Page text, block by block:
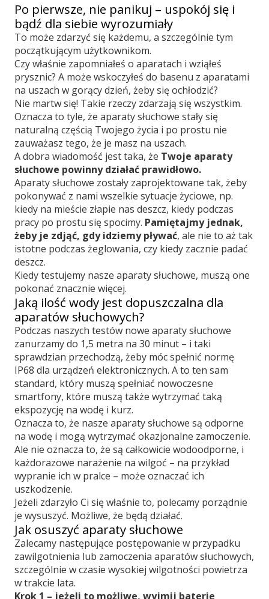
Po pierwsze, nie panikuj – uspokój się i
bądź dla siebie wyrozumiały
To może zdarzyć się każdemu, a szczególnie tym
początkującym użytkownikom.
Czy właśnie zapomniałeś o aparatach i wziąłeś
prysznic? A może wskoczyłeś do basenu z aparatami
na uszach w gorący dzień, żeby się ochłodzić?
Nie martw się! Takie rzeczy zdarzają się wszystkim.
Oznacza to tyle, że aparaty słuchowe stały się
naturalną częścią Twojego życia i po prostu nie
zauważasz tego, że je masz na uszach.
A dobra wiadomość jest taka, że Twoje aparaty
słuchowe powinny działać prawidłowo.
Aparaty słuchowe zostały zaprojektowane tak, żeby
pokonywać z nami wszelkie sytuacje życiowe, np.
kiedy na mieście złapie nas deszcz, kiedy podczas
pracy po prostu się spocimy. Pamiętajmy jednak,
żeby je zdjąć, gdy idziemy pływać, ale nie to aż tak
istotne podczas żeglowania, czy kiedy zacznie padać
deszcz.
Kiedy testujemy nasze aparaty słuchowe, muszą one
pokonać znacznie więcej.
Jaką ilość wody jest dopuszczalna dla
aparatów słuchowych?
Podczas naszych testów nowe aparaty słuchowe
zanurzamy do 1,5 metra na 30 minut – i taki
sprawdzian przechodzą, żeby móc spełnić normę
IP68 dla urządzeń elektronicznych. A to ten sam
standard, który muszą spełniać nowoczesne
smartfony, które muszą także wytrzymać taką
ekspozycję na wodę i kurz.
Oznacza to, że nasze aparaty słuchowe są odporne
na wodę i mogą wytrzymać okazjonalne zamoczenie.
Ale nie oznacza to, że są całkowicie wodoodporne, i
każdorazowe narażenie na wilgoć – na przykład
wypranie ich w pralce – może oznaczać ich
uszkodzenie.
Jeżeli zdarzyło Ci się właśnie to, polecamy porządnie
je wysuszyć. Możliwe, że będą działać.
Jak osuszyć aparaty słuchowe
Zalecamy następujące postępowanie w przypadku
zawilgotnienia lub zamoczenia aparatów słuchowych,
szczególnie w czasie wysokiej wilgotności powietrza
w trakcie lata.
Krok 1 – jeżeli to możliwe, wyjmij baterie